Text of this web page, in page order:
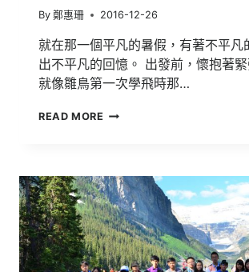
態
旅
溫
市
應
By 鄭惠珊 2016-12-26
就在那一個平凡的暑假，有著不平凡
出不平凡的回憶。 出發前，懷抱著緊
就像雛鳥第一次學飛時那…
READ MORE 2016
溫
哥
華
英
屬
哥
倫